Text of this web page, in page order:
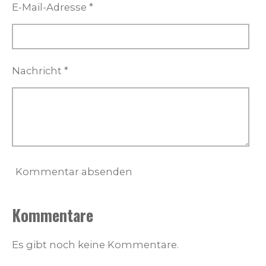
E-Mail-Adresse *
Nachricht *
Kommentar absenden
Kommentare
Es gibt noch keine Kommentare.